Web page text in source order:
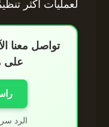
لعمليات أكثر
تواصل معنا
على
الرد